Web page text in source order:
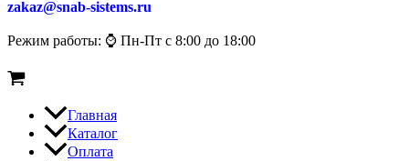
zakaz@snab-sistems.ru
Режим работы: ⌚ Пн-Пт с 8:00 до 18:00
Главная
Каталог
Оплата